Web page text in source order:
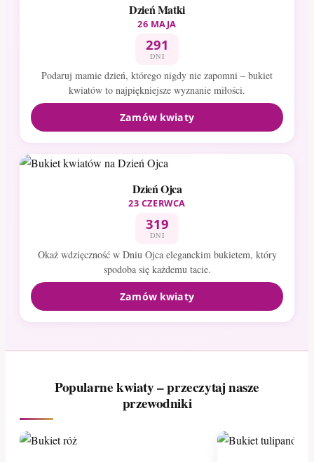
Dzień Matki
26 MAJA
291
DNI
Podaruj mamie dzień, którego nigdy nie zapomni – bukiet
kwiatów to najpiękniejsze wyznanie miłości.
Zamów kwiaty
Dzień Ojca
23 CZERWCA
319
DNI
Okaż wdzięczność w Dniu Ojca eleganckim bukietem, który
spodoba się każdemu tacie.
Zamów kwiaty
Popularne kwiaty – przeczytaj nasze
przewodniki